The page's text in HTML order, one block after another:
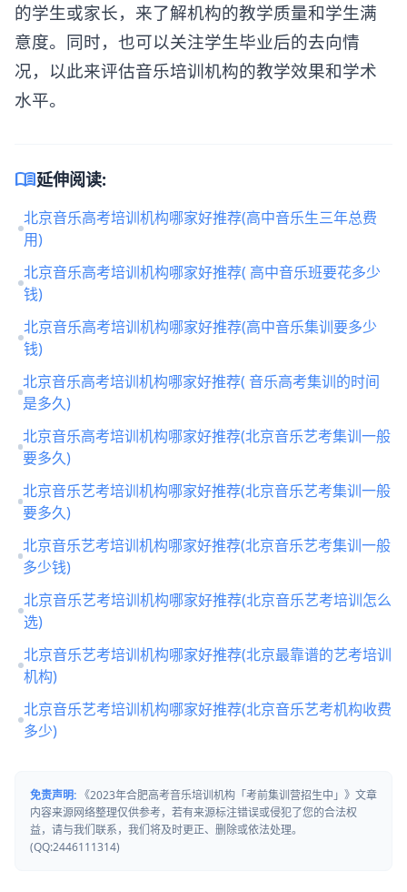
的学生或家长，来了解机构的教学质量和学生满
意度。同时，也可以关注学生毕业后的去向情
况，以此来评估音乐培训机构的教学效果和学术
水平。
menu_book延伸阅读:
北京音乐高考培训机构哪家好推荐(高中音乐生三年总费
用)
北京音乐高考培训机构哪家好推荐( 高中音乐班要花多少
钱)
北京音乐高考培训机构哪家好推荐(高中音乐集训要多少
钱)
北京音乐高考培训机构哪家好推荐( 音乐高考集训的时间
是多久)
北京音乐高考培训机构哪家好推荐(北京音乐艺考集训一般
要多久)
北京音乐艺考培训机构哪家好推荐(北京音乐艺考集训一般
要多久)
北京音乐艺考培训机构哪家好推荐(北京音乐艺考集训一般
多少钱)
北京音乐艺考培训机构哪家好推荐(北京音乐艺考培训怎么
选)
北京音乐艺考培训机构哪家好推荐(北京最靠谱的艺考培训
机构)
北京音乐艺考培训机构哪家好推荐(北京音乐艺考机构收费
多少)
免责声明: 《2023年合肥高考音乐培训机构「考前集训营招生中」》文章
内容来源网络整理仅供参考，若有来源标注错误或侵犯了您的合法权
益，请与我们联系，我们将及时更正、删除或依法处理。
(QQ:2446111314)